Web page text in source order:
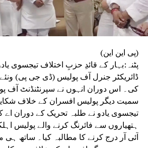
(پی این این)
پٹنہ:بہار کے قائدِ حزبِ اختلاف تیجسوی
ڈائریکٹر جنرل آف پولیس (ڈی جی پی)
کی۔ اس دوران انہوں نے سپرنٹنڈنٹ آف
سمیت دیگر پولیس افسران کے خلاف
ہتھیاروں سے فائرنگ کرنے والے پولیس
آئی آر درج کرنے کا مطالبہ کیا۔ ساتھ